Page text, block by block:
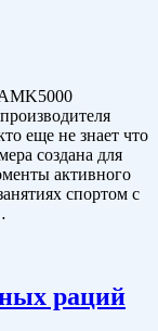
еще не знает что
создана для
активного
спортом с
раций